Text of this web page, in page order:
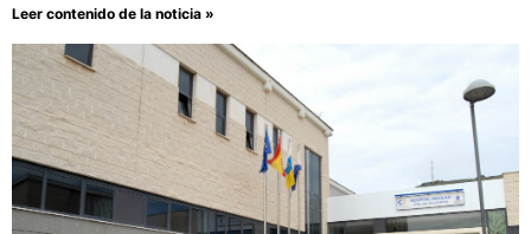
Leer contenido de la noticia »